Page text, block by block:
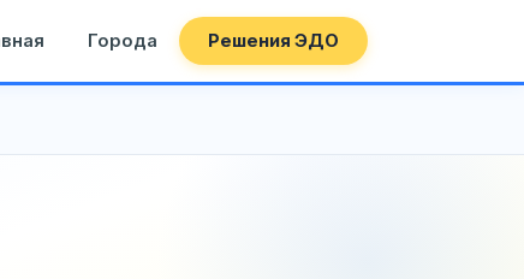
Города Решения ЭДО